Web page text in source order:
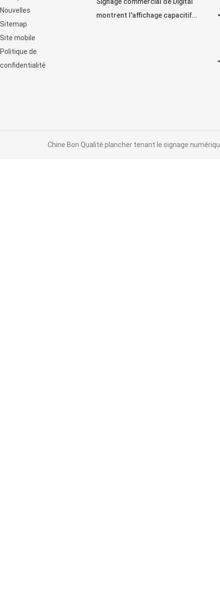
Nouvelles
Sitemap
Site mobile
Politique de
confidentialité
montrent l'affichage capacitif
Chine Bon Qualité plancher tenant le signage